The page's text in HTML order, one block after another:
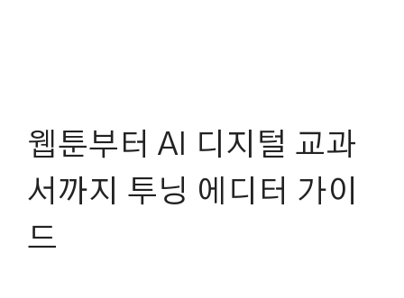
웹툰부터 AI 디지털 교과
서까지 투닝 에디터 가이
드